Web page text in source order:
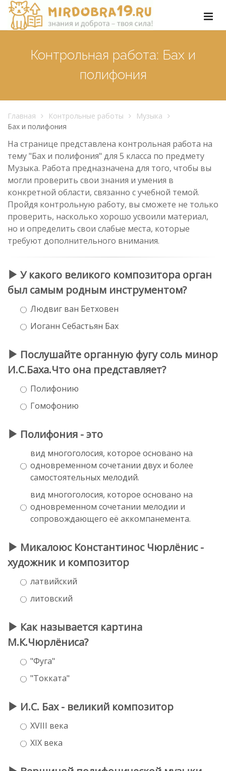
Контрольная работа: Бах и
полифония
Главная Контрольные работы
Музыка
Бах и полифония
На странице представлена контрольная работа на
тему "Бах и полифония" для 5 класса по предмету
Музыка. Работа предназначена для того, чтобы вы
могли проверить свои знания и умения в
конкретной области, связанно с учебной темой.
Пройдя контрольную работу, вы сможете не только
проверить, насколько хорошо усвоили материал,
но и определить свои слабые места, которые
требуют дополнительного внимания.
У какого великого композитора орган
был самым родным инструментом?
Людвиг ван Бетховен
Иоганн Себастьян Бах
Послушайте органную фугу соль минор
И.С.Баха.Что она представляет?
Полифонию
Гомофонию
Полифония - это
вид многоголосия, которое основано на
одновременном сочетании двух и более
самостоятельных мелодий.
вид многоголосия, которое основано на
одновременном сочетании мелодии и
сопровождающего её аккомпанемента.
Микалоюс Константинос Чюрлёнис -
художник и композитор
латвийский
литовский
Как называется картина
М.К.Чюрлёниса?
"Фуга"
"Токката"
И.С. Бах - великий композитор
XVIII века
XIX века